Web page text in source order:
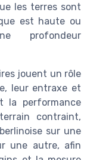
les terres sont
est haute ou
profondeur
jouent un rôle
leur entraxe et
la performance
contraint,
sur une
une autre, afin